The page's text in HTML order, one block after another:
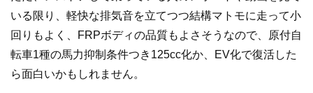
いる限り、軽快な排気音を立てつつ結構マトモに走って小
回りもよく、FRPボディの品質もよさそうなので、原付自
転車1種の馬力抑制条件つき125cc化か、EV化で復活した
ら面白いかもしれません。